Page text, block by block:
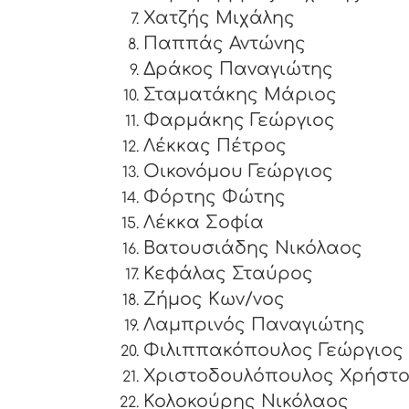
Χατζής Μιχάλης
Παππάς Αντώνης
Δράκος Παναγιώτης
Σταματάκης Μάριος
Φαρμάκης Γεώργιος
Λέκκας Πέτρος
Οικονόμου Γεώργιος
Φόρτης Φώτης
Λέκκα Σοφία
Βατουσιάδης Νικόλαος
Κεφάλας Σταύρος
Ζήμος Κων/νος
Λαμπρινός Παναγιώτης
Φιλιππακόπουλος Γεώργιος
Χριστοδουλόπουλος
Κολοκούρης Νικόλαος